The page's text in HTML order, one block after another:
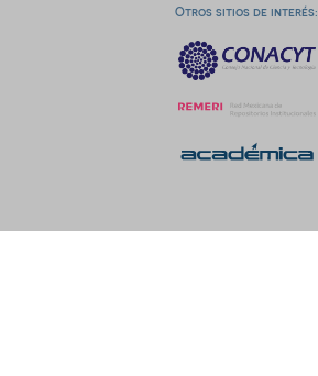
Otros sitios de interés: